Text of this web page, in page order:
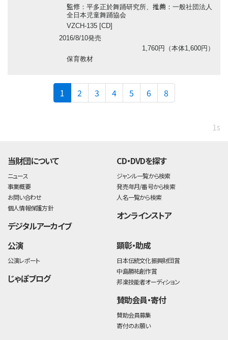
監修 ：平多正於舞踊研究所、 推薦 ：一般社団法人
全日本児童舞踊協会
VZCH-135 [CD]
2016/8/10発売
1,760円（本体1,600円）
保育教材
1 (current)
2 3 4 5 6 8
1s
当財団について
ニュース
事業概要
お問い合わせ
個人情報保護方針
デジタルアーカイブ
CD・DVDを探す
ジャンル一覧から検索
発売年月/番号から検索
人名一覧から検索
オンラインストア
公演
公演レポート
じゃぽブログ
顕彰・助成
日本伝統文化振興財団賞
中島勝祐創作賞
邦楽技能者オーディション
賛助会員・寄付
賛助会員募集
寄付のお願い